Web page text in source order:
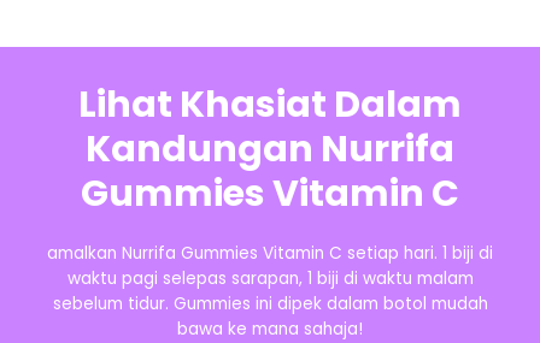
Lihat Khasiat Dalam
Kandungan Nurrifa
Gummies Vitamin C
amalkan Nurrifa Gummies Vitamin C setiap hari. 1 biji di
waktu pagi selepas sarapan, 1 biji di waktu malam
sebelum tidur. Gummies ini dipek dalam botol mudah
bawa ke mana sahaja!